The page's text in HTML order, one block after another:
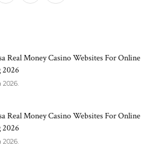
Real Money Casino Websites For Online
2026
2026.
Real Money Casino Websites For Online
2026
2026.